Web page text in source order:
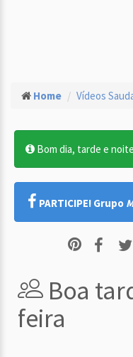
Home Vídeos
Bom dia, tarde e
PARTICIPE! Grupo
Boa
feira